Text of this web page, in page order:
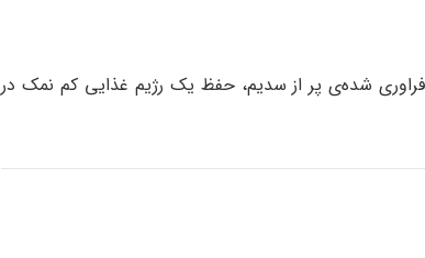
فراوری شده‌ی پر از سدیم، حفظ یک رژیم غذایی کم‌ نمک در